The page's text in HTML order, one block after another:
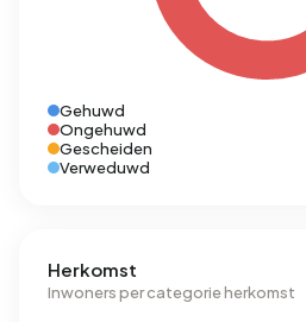
Gehuwd
Ongehuwd
Gescheiden
Verweduwd
Herkomst
Inwoners per categorie herkomst